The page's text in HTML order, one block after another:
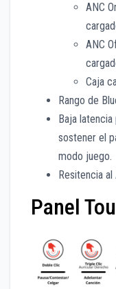
ANC
ANC
Caja
Rango de
Baja
sostener el
modo juego.
Resitencia
Panel